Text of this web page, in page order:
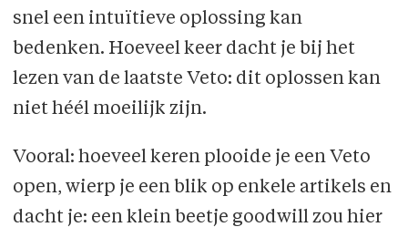
snel een intuïtieve oplossing kan
bedenken. Hoeveel keer dacht je bij het
lezen van de laatste Veto: dit oplossen kan
niet héél moeilijk zijn.
Vooral: hoeveel keren plooide je een Veto
open, wierp je een blik op enkele artikels en
dacht je: een klein beetje goodwill zou hier